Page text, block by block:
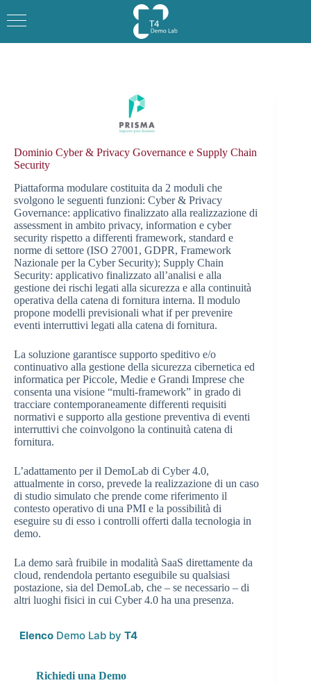
Dominio Cyber & Privacy Governance e Supply Chain
Security
Piattaforma modulare costituita da 2 moduli che
svolgono le seguenti funzioni: Cyber & Privacy
Governance: applicativo finalizzato alla realizzazione di
assessment in ambito privacy, information e cyber
security rispetto a differenti framework, standard e
norme di settore (ISO 27001, GDPR, Framework
Nazionale per la Cyber Security); Supply Chain
Security: applicativo finalizzato all’analisi e alla
gestione dei rischi legati alla sicurezza e alla continuità
operativa della catena di fornitura interna. Il modulo
propone modelli previsionali what if per prevenire
eventi interruttivi legati alla catena di fornitura.
La soluzione garantisce supporto speditivo e/o
continuativo alla gestione della sicurezza cibernetica ed
informatica per Piccole, Medie e Grandi Imprese che
consenta una visione “multi-framework” in grado di
tracciare contemporaneamente differenti requisiti
normativi e supporto alla gestione preventiva di eventi
interruttivi che coinvolgono la continuità catena di
fornitura.
L’adattamento per il DemoLab di Cyber 4.0,
attualmente in corso, prevede la realizzazione di un caso
di studio simulato che prende come riferimento il
contesto operativo di una PMI e la possibilità di
eseguire su di esso i controlli offerti dalla tecnologia in
demo.
La demo sarà fruibile in modalità SaaS direttamente da
cloud, rendendola pertanto eseguibile su qualsiasi
postazione, sia del DemoLab, che – se necessario – di
altri luoghi fisici in cui Cyber 4.0 ha una presenza.
Elenco Demo Lab by T4
Richiedi una Demo